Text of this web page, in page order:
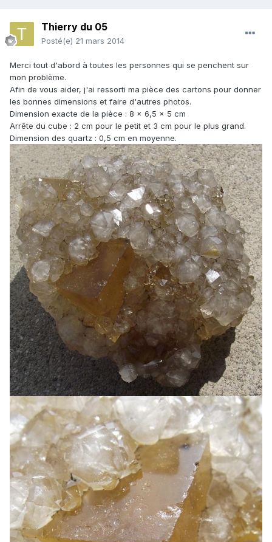
Thierry du 05
Posté(e) 21 mars 2014
Merci tout d'abord à toutes les personnes qui se penchent sur
mon problème.
Afin de vous aider, j'ai ressorti ma pièce des cartons pour donner
les bonnes dimensions et faire d'autres photos.
Dimension exacte de la pièce : 8 x 6,5 x 5 cm
Arrête du cube : 2 cm pour le petit et 3 cm pour le plus grand.
Dimension des quartz : 0,5 cm en moyenne.